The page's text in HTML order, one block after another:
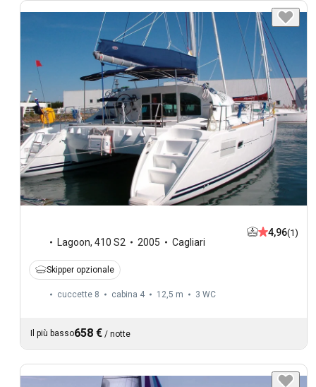
Lagoon, 410 S2 2005 Cagliari
4,96(1)
Skipper opzionale
cuccette 8 cabina 4 12,5 m 3 WC
Il più basso658 € / notte